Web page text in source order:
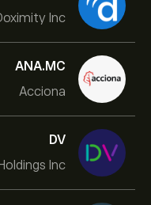
Inc.
ANA.MC
Acciona
DV
Inc